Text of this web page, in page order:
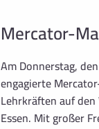
Mercator-
Am Donnerstag,
engagierte
Lehrkräften auf
Essen. Mit großer